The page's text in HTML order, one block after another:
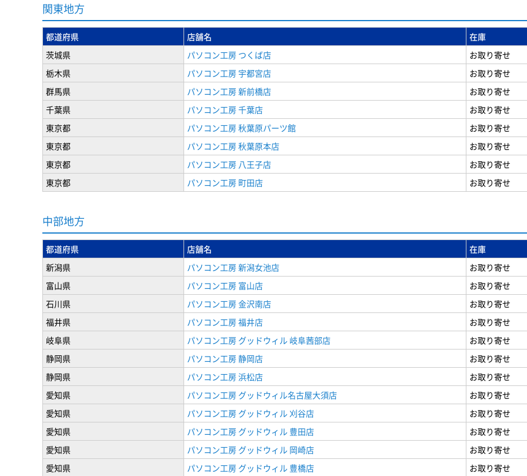
関東地方
都道府県 店舗名
在庫
茨城県
パソコン工房 つくば店
お取り寄せ
栃木県
パソコン工房 宇都宮店
お取り寄せ
群馬県
パソコン工房 新前橋店
お取り寄せ
千葉県
パソコン工房 千葉店
お取り寄せ
東京都
パソコン工房 秋葉原パーツ館
お取り寄せ
東京都
パソコン工房 秋葉原本店
お取り寄せ
東京都
パソコン工房 八王子店
お取り寄せ
東京都
パソコン工房 町田店 お取り寄せ
中部地方
都道府県 店舗名
在庫
新潟県
パソコン工房 新潟女池店
お取り寄せ
富山県
パソコン工房 富山店
お取り寄せ
石川県
パソコン工房 金沢南店
お取り寄せ
福井県
パソコン工房 福井店
お取り寄せ
岐阜県
パソコン工房 グッドウィル 岐阜茜部店
お取り寄せ
静岡県
パソコン工房 静岡店
お取り寄せ
静岡県
パソコン工房 浜松店
お取り寄せ
愛知県
パソコン工房 グッドウィル名古屋大須店
お取り寄せ
愛知県
パソコン工房 グッドウィル 刈谷店
お取り寄せ
愛知県
パソコン工房 グッドウィル 豊田店
お取り寄せ
愛知県
パソコン工房 グッドウィル 岡崎店
お取り寄せ
愛知県
パソコン工房 グッドウィル 豊橋店 お取り寄せ